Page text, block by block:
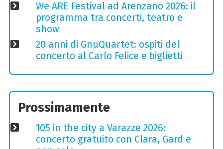
We ARE Festival ad Arenzano 2026: il
programma tra concerti, teatro e
show
20 anni di GnuQuartet: ospiti del
concerto al Carlo Felice e biglietti
Prossimamente
105 in the city a Varazze 2026:
concerto gratuito con Clara, Gard e